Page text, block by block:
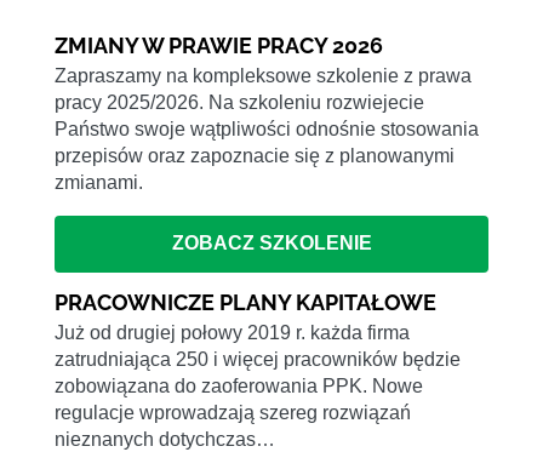
ZMIANY W PRAWIE PRACY 2026
Zapraszamy na kompleksowe szkolenie z prawa
pracy 2025/2026. Na szkoleniu rozwiejecie
Państwo swoje wątpliwości odnośnie stosowania
przepisów oraz zapoznacie się z planowanymi
zmianami.
ZOBACZ SZKOLENIE
PRACOWNICZE PLANY KAPITAŁOWE
Już od drugiej połowy 2019 r. każda firma
zatrudniająca 250 i więcej pracowników będzie
zobowiązana do zaoferowania PPK. Nowe
regulacje wprowadzają szereg rozwiązań
nieznanych dotychczas…